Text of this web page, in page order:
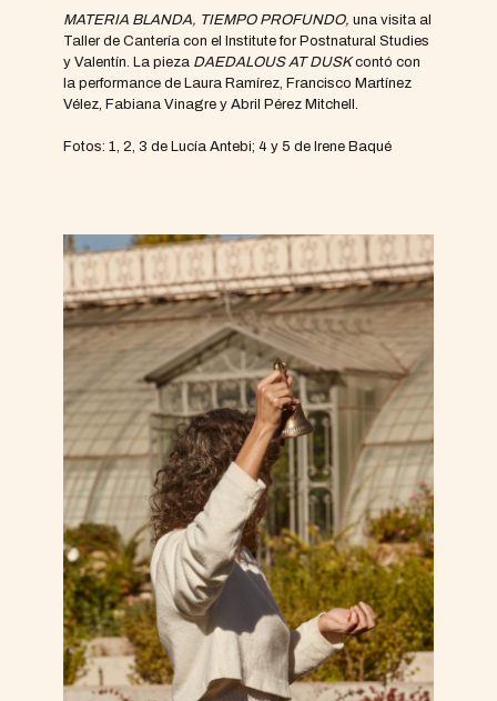
MATERIA BLANDA, TIEMPO PROFUNDO, una visita al
Taller de Cantería con el Institute for Postnatural Studies
y Valentín. La pieza DAEDALOUS AT DUSKcontó con
la performance de Laura Ramírez, Francisco Martínez
Vélez, Fabiana Vinagre y Abril Pérez Mitchell.
Fotos: 1, 2, 3 de Lucía Antebi; 4 y 5 de Irene Baqué